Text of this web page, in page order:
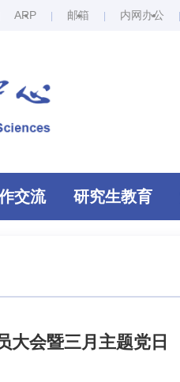
ARP 邮箱 内网办公
交流 研究生教育
大会暨三月主题党日